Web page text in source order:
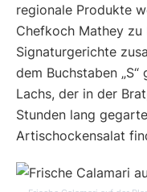
regionale Produkte
Chefkoch Mathey zu
Signaturgerichte
dem Buchstaben
Lachs, der in der
Stunden lang
Artischockensalat